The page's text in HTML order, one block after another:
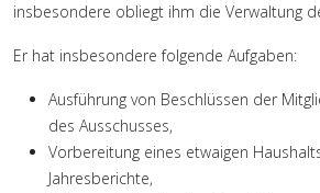
insbesondere obliegt ihm die Verwaltung
Er hat insbesondere folgende Aufgaben:
Ausführung von Beschlüssen der
des Ausschusses,
Vorbereitung eines etwaigen
Jahresberichte,